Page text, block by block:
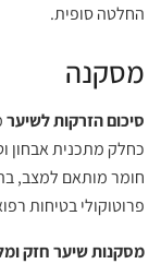
החלטה סופית.
מסקנה
סיכום הזרקות לשיער
כחלק מתכנית אבחון
חומר מותאם למצב,
פרוטוקולי בטיחות
מסקנות שיער חזק